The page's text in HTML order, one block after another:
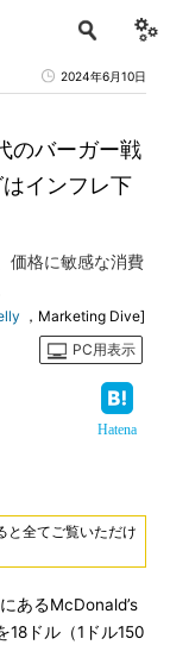
2024年6月10日
のバーガー戦
インフレ下
価格に敏感な消費
，Marketing Dive]
PC用表示
Hatena
と全てご覧いただけ
あるMcDonald’s
18ドル（1ドル150